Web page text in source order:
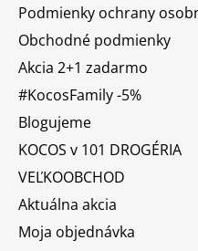
Podmienky ochrany
Obchodné podmienky
Akcia 2+1 zadarmo
#KocosFamily -5%
Blogujeme
KOCOS v 101 DROGÉRIA
VEĽKOOBCHOD
Aktuálna akcia
Moja objednávka